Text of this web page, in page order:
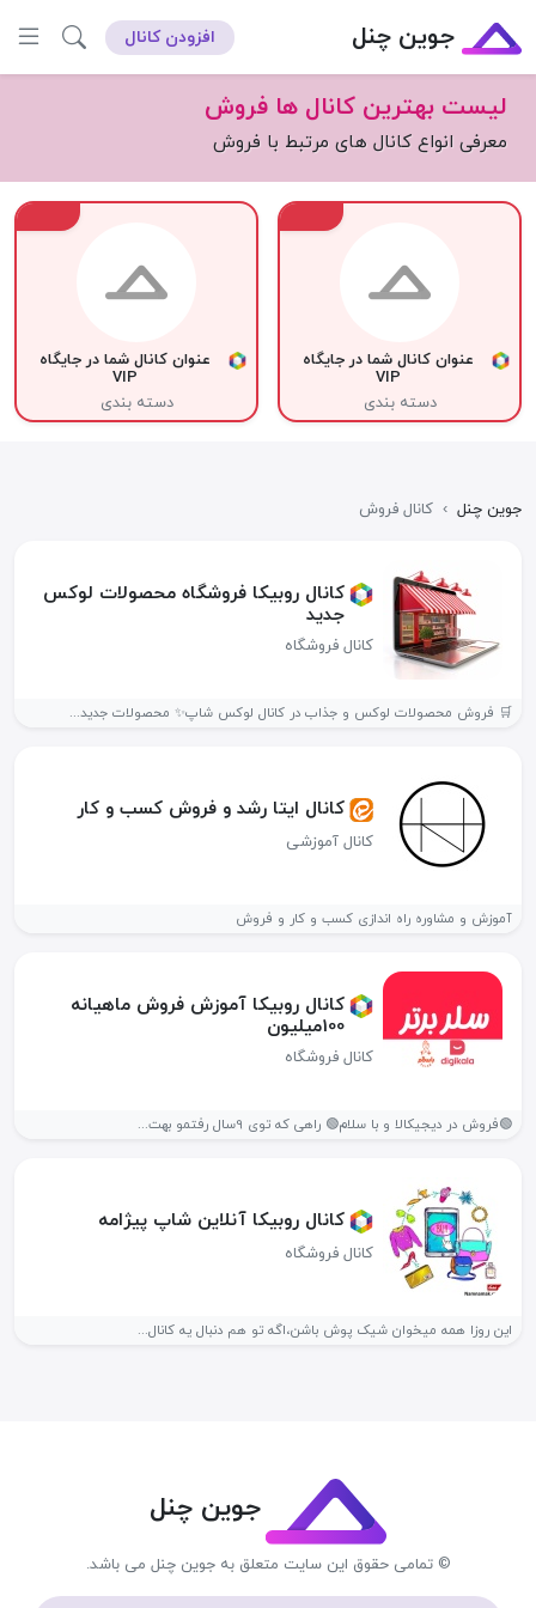
جوین چنل افزودن کانال
لیست بهترین کانال ها فروش
معرفی انواع کانال های مرتبط با فروش
عنوان کانال شما در جایگاه
VIP
دسته بندی
عنوان کانال شما در جایگاه
VIP
دسته بندی
جوین چنل › کانال فروش
کانال روبیکا فروشگاه محصولات لوکس
جدید
کانال فروشگاه
🛒 فروش محصولات لوکس و جذاب در کانال لوکس شاپ✨ محصولات جدید...
کانال ایتا رشد و فروش کسب و کار
کانال آموزشی
آموزش و مشاوره راه اندازی کسب و کار و فروش
کانال روبیکا آموزش فروش ماهیانه
100میلیون
کانال فروشگاه
🟢فروش در دیجیکالا و با سلام🟢 راهی که توی 9سال رفتمو بهت...
کانال روبیکا آنلاین شاپ پیژامه️
کانال فروشگاه
این روزا همه میخوان شیک پوش باشن،اگه تو هم دنبال یه کانال...
جوین چنل
© تمامی حقوق این سایت متعلق به جوین چنل می باشد.